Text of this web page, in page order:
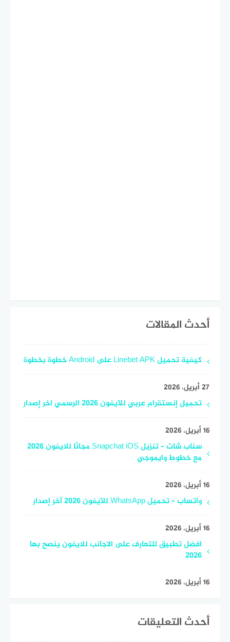
أحدث المقالات
كيفية تحميل Linebet APK على Android خطوة بخطوة
27 أبريل، 2026
تحميل إنستقرام عربي للآيفون 2026 الرسمي اخر إصدار
16 أبريل، 2026
سناب شات – تنزيل Snapchat iOS مجانًا للايفون 2026
مع خطوط وايموجي
16 أبريل، 2026
واتساب – تحميل WhatsApp للآيفون 2026 آخر إصدار
16 أبريل، 2026
افضل تطبيق للتعارف على الاجانب للايفون ينصح بها
2026
16 أبريل، 2026
أحدث التعليقات